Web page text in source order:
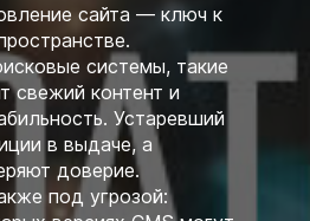
сайта — ключ к
системы, такие
свежий контент и
Устаревший
в выдаче, а
доверие.
под угрозой: